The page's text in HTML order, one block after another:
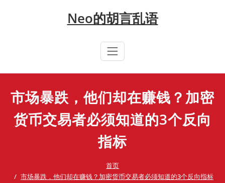
Neo的胡言乱语
市场暴跌，他们却在赚钱？加密
货币交易者必须知道的3个反向
指标
首页
市场暴跌，他们却在赚钱？加密货币交易者必须知道的3个反向指标